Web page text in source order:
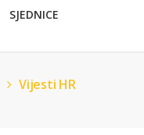
SJEDNICE
Vijesti HR